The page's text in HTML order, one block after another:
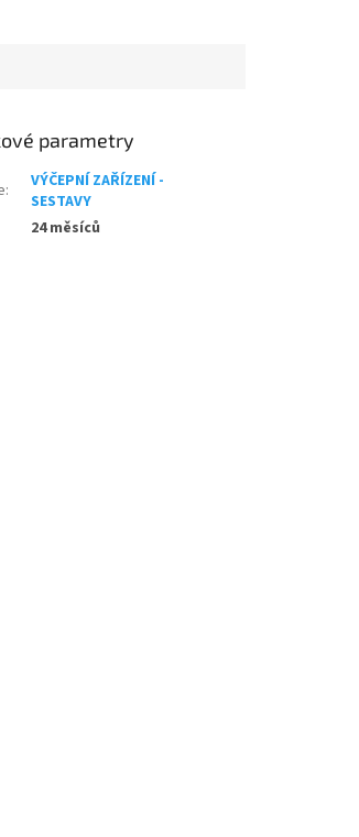
parametry
:
VÝČEPNÍ ZAŘÍZENÍ -
SESTAVY
24 měsíců